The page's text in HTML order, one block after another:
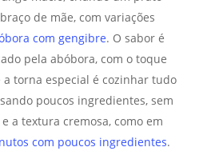
de mãe, com variações
com gengibre. O sabor é
pela abóbora, com o toque
torna especial é cozinhar tudo
poucos ingredientes, sem
a textura cremosa, como em
com poucos ingredientes.